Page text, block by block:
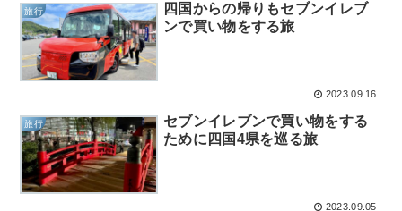
旅行
四国からの帰りもセブンイレブ
ンで買い物をする旅
2023.09.16
旅行
セブンイレブンで買い物をする
ために四国4県を巡る旅
2023.09.05